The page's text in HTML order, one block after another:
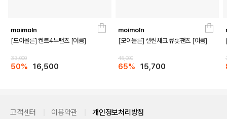
moimoln
[모이몰른] 켄트4부팬츠 [여름]
33,000
50% 16,500
moimoln
[모이몰른] 셀린체크 큐롯팬츠 [여름]
45,000
65% 15,700
고객센터 이용약관 개인정보처리방침